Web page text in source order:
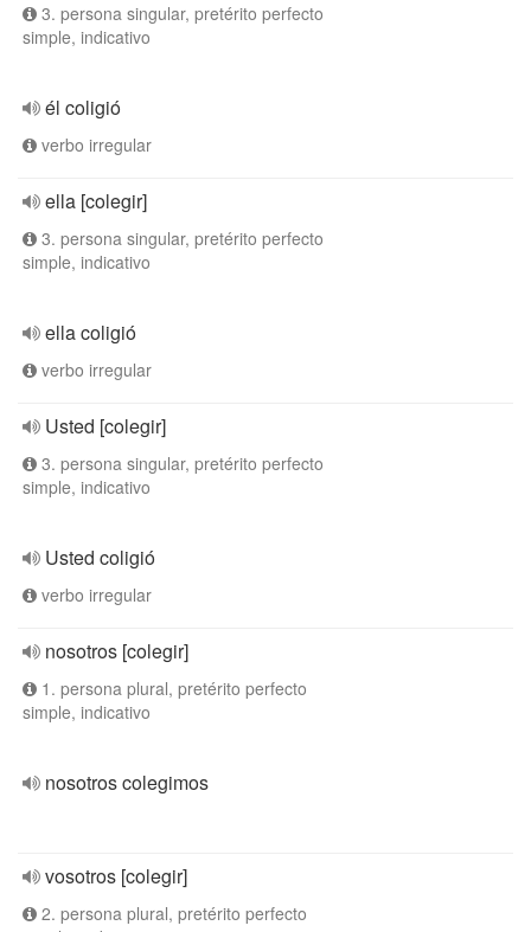
3. persona singular, pretérito perfecto
simple, indicativo
él coligió
verbo irregular
ella [colegir]
3. persona singular, pretérito perfecto
simple, indicativo
ella coligió
verbo irregular
Usted [colegir]
3. persona singular, pretérito perfecto
simple, indicativo
Usted coligió
verbo irregular
nosotros [colegir]
1. persona plural, pretérito perfecto
simple, indicativo
nosotros colegimos
vosotros [colegir]
2. persona plural, pretérito perfecto